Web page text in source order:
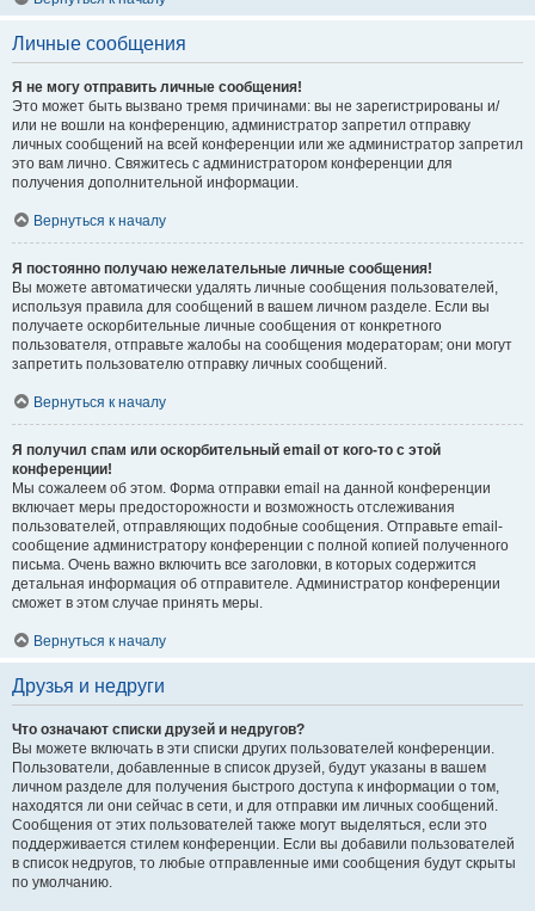
Личные сообщения
Я не могу отправить личные сообщения!
Это может быть вызвано тремя причинами: вы не зарегистрированы и/
или не вошли на конференцию, администратор запретил отправку
личных сообщений на всей конференции или же администратор запретил
это вам лично. Свяжитесь с администратором конференции для
получения дополнительной информации.
Вернуться к началу
Я постоянно получаю нежелательные личные сообщения!
Вы можете автоматически удалять личные сообщения пользователей,
используя правила для сообщений в вашем личном разделе. Если вы
получаете оскорбительные личные сообщения от конкретного
пользователя, отправьте жалобы на сообщения модераторам; они могут
запретить пользователю отправку личных сообщений.
Вернуться к началу
Я получил спам или оскорбительный email от кого-то с этой
конференции!
Мы сожалеем об этом. Форма отправки email на данной конференции
включает меры предосторожности и возможность отслеживания
пользователей, отправляющих подобные сообщения. Отправьте email-
сообщение администратору конференции с полной копией полученного
письма. Очень важно включить все заголовки, в которых содержится
детальная информация об отправителе. Администратор конференции
сможет в этом случае принять меры.
Вернуться к началу
Друзья и недруги
Что означают списки друзей и недругов?
Вы можете включать в эти списки других пользователей конференции.
Пользователи, добавленные в список друзей, будут указаны в вашем
личном разделе для получения быстрого доступа к информации о том,
находятся ли они сейчас в сети, и для отправки им личных сообщений.
Сообщения от этих пользователей также могут выделяться, если это
поддерживается стилем конференции. Если вы добавили пользователей
в список недругов, то любые отправленные ими сообщения будут скрыты
по умолчанию.